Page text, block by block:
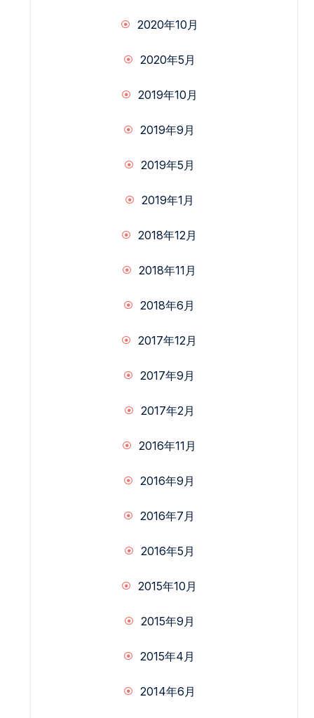
2020年10月
2020年5月
2019年10月
2019年9月
2019年5月
2019年1月
2018年12月
2018年11月
2018年6月
2017年12月
2017年9月
2017年2月
2016年11月
2016年9月
2016年7月
2016年5月
2015年10月
2015年9月
2015年4月
2014年6月